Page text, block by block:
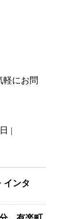
軽にお問
|
インタ